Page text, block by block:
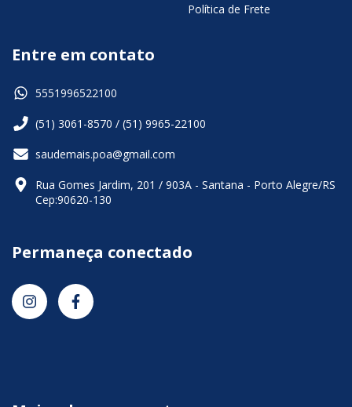
Política de Frete
Entre em contato
5551996522100
(51) 3061-8570 / (51) 9965-22100
saudemais.poa@gmail.com
Rua Gomes Jardim, 201 / 903A - Santana - Porto Alegre/RS
Cep:90620-130
Permaneça conectado